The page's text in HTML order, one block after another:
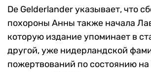
De Gelderlander указывает, что
похороны Анны также начала
которую издание упоминает в
другой, уже нидерландской
пожертвований по состоянию на